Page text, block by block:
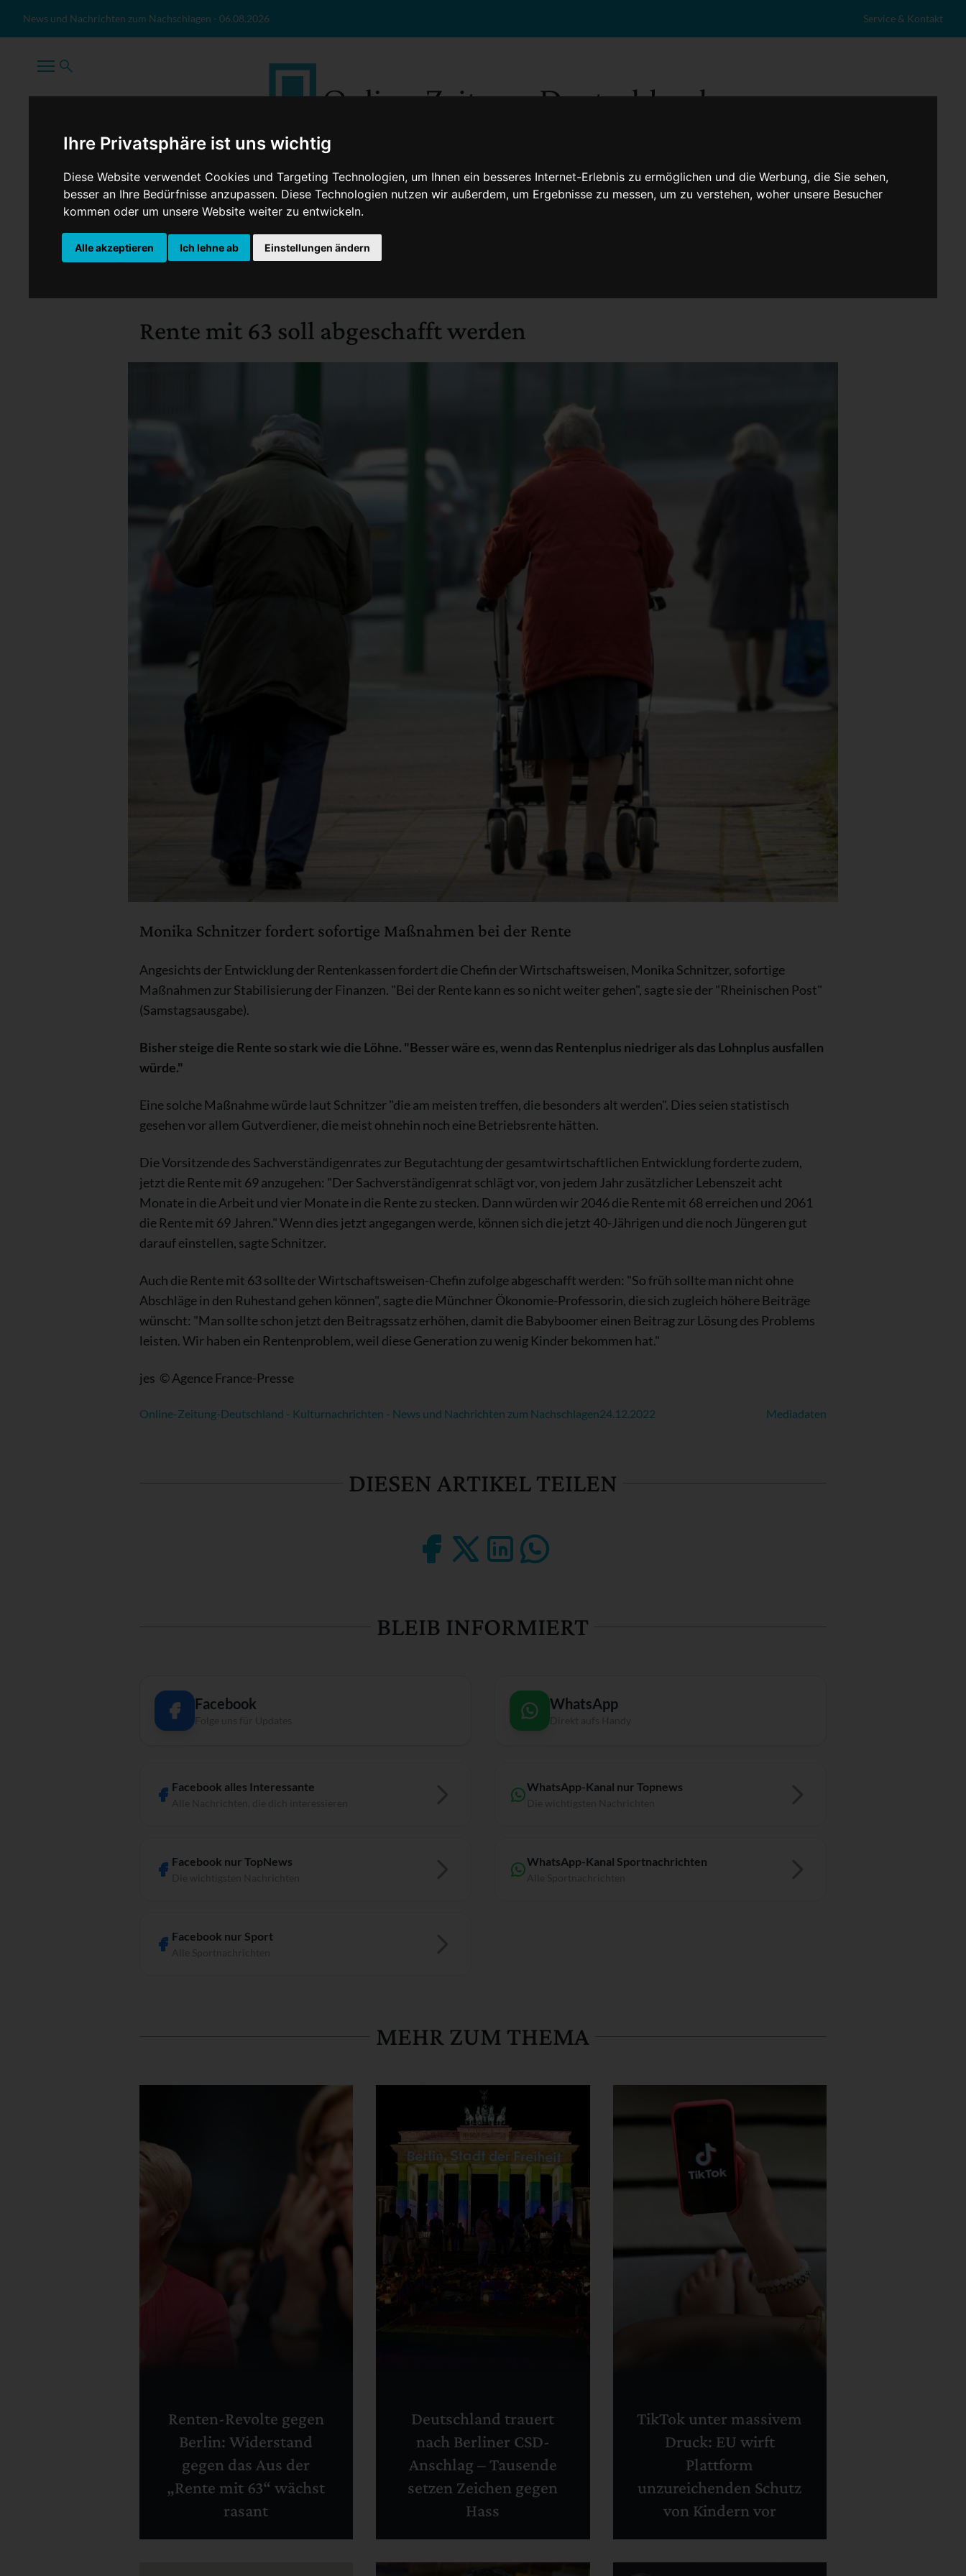
Ihre Privatsphäre ist uns wichtig
Diese Website verwendet Cookies und Targeting Technologien, um Ihnen ein besseres Internet-Erlebnis zu ermöglichen und die Werbung, die Sie sehen,
besser an Ihre Bedürfnisse anzupassen. Diese Technologien nutzen wir außerdem, um Ergebnisse zu messen, um zu verstehen, woher unsere Besucher
kommen oder um unsere Website weiter zu entwickeln.
Alle akzeptieren Ich lehne ab Einstellungen ändern
News und Nachrichten zum Nachschlagen - 06.08.2026 Service & Kontakt
TopNews Politik Sport Wirtschaft Firmennews Gesellschaft
Rente mit 63 soll abgeschafft werden
Monika Schnitzer fordert sofortige Maßnahmen bei der Rente
Angesichts der Entwicklung der Rentenkassen fordert die Chefin der Wirtschaftsweisen, Monika Schnitzer, sofortige
Maßnahmen zur Stabilisierung der Finanzen. "Bei der Rente kann es so nicht weiter gehen", sagte sie der "Rheinischen Post"
(Samstagsausgabe).
Bisher steige die Rente so stark wie die Löhne. "Besser wäre es, wenn das Rentenplus niedriger als das Lohnplus ausfallen
würde."
Eine solche Maßnahme würde laut Schnitzer "die am meisten treffen, die besonders alt werden". Dies seien statistisch
gesehen vor allem Gutverdiener, die meist ohnehin noch eine Betriebsrente hätten.
Die Vorsitzende des Sachverständigenrates zur Begutachtung der gesamtwirtschaftlichen Entwicklung forderte zudem,
jetzt die Rente mit 69 anzugehen: "Der Sachverständigenrat schlägt vor, von jedem Jahr zusätzlicher Lebenszeit acht
Monate in die Arbeit und vier Monate in die Rente zu stecken. Dann würden wir 2046 die Rente mit 68 erreichen und 2061
die Rente mit 69 Jahren." Wenn dies jetzt angegangen werde, können sich die jetzt 40-Jährigen und die noch Jüngeren gut
darauf einstellen, sagte Schnitzer.
Auch die Rente mit 63 sollte der Wirtschaftsweisen-Chefin zufolge abgeschafft werden: "So früh sollte man nicht ohne
Abschläge in den Ruhestand gehen können", sagte die Münchner Ökonomie-Professorin, die sich zugleich höhere Beiträge
wünscht: "Man sollte schon jetzt den Beitragssatz erhöhen, damit die Babyboomer einen Beitrag zur Lösung des Problems
leisten. Wir haben ein Rentenproblem, weil diese Generation zu wenig Kinder bekommen hat."
jes © Agence France-Presse
Online-Zeitung-Deutschland - Kulturnachrichten - News und Nachrichten zum Nachschlagen24.12.2022 Mediadaten
DIESEN ARTIKEL TEILEN
BLEIB INFORMIERT
Facebook
Folge uns für Updates
Facebook alles Interessante
Facebook nur TopNews
Facebook nur Sport
WhatsApp
Direkt aufs Handy
WhatsApp-Kanal nur Topnews
WhatsApp-Kanal Sportnachrichten
MEHR ZUM THEMA
Renten-Revolte gegen
Berlin: Widerstand
gegen das Aus der
„Rente mit 63“ wächst
rasant
Deutschland trauert
nach Berliner CSD-
Anschlag – Tausende
setzen Zeichen gegen
Hass
TikTok unter massivem
Druck: EU wirft
Plattform
unzureichenden Schutz
von Kindern vor